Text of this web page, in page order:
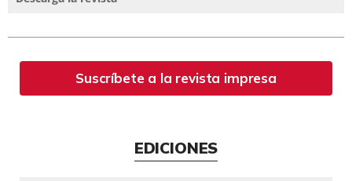
Suscríbete a la revista impresa
EDICIONES